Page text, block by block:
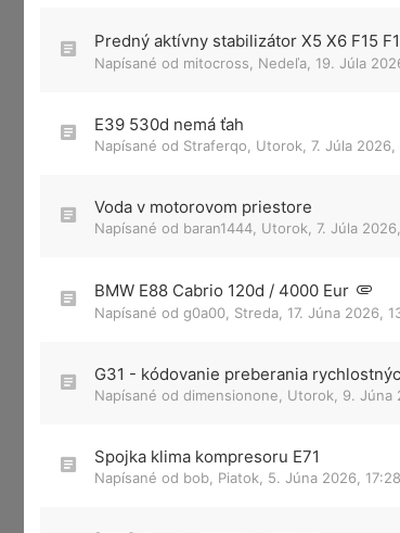
Predný aktívny stabilizátor X5 X6 F15
Napísané od mitocross Nedeľa, 19. Júla
E39 530d nemá ťah
Napísané od Straferqo Utorok, 7. Júla 2026,
Voda v motorovom priestore
Napísané od baran1444 Utorok, 7. Júla
BMW E88 Cabrio 120d / 4000 Eur
Napísané od g0a00 Streda, 17. Júna 2026,
G31 - kódovanie preberania
Napísané od dimensionone Utorok, 9. Júna
Spojka klima kompresoru E71
Napísané od bob Piatok, 5. Júna 2026, 17:28